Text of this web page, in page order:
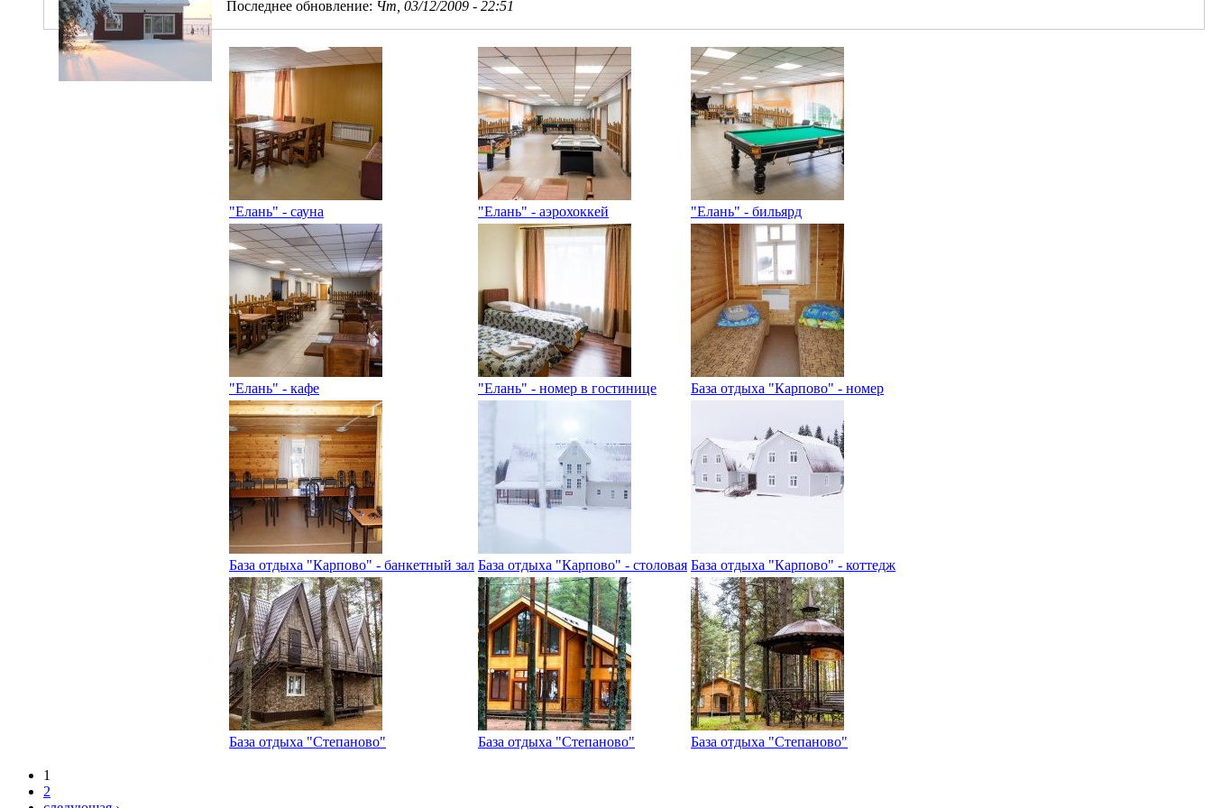
Последнее обновление: Чт, 03/12/2009 - 22:51
"Елань" - сауна "Елань" - аэрохоккей "Елань" - бильярд
"Елань" - кафе "Елань" - номер в гостинице База отдыха "Карпово" - номер
База отдыха "Карпово" - банкетный зал База отдыха "Карпово" - столовая База отдыха "Карпово" - коттедж
База отдыха "Степаново" База отдыха "Степаново" База отдыха "Степаново"
1
2